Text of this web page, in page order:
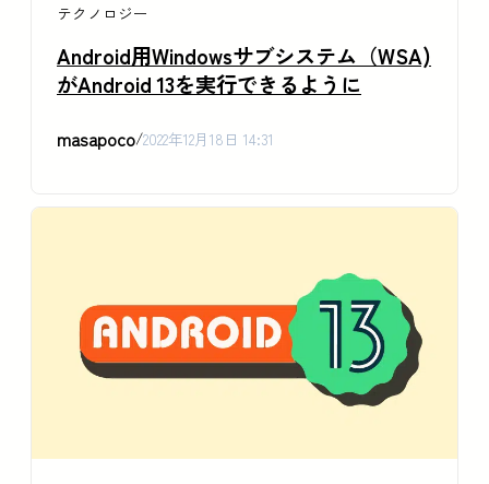
テクノロジー
Android用Windowsサブシステム（WSA)
がAndroid 13を実行できるように
masapoco/2022年12月18日 14:31